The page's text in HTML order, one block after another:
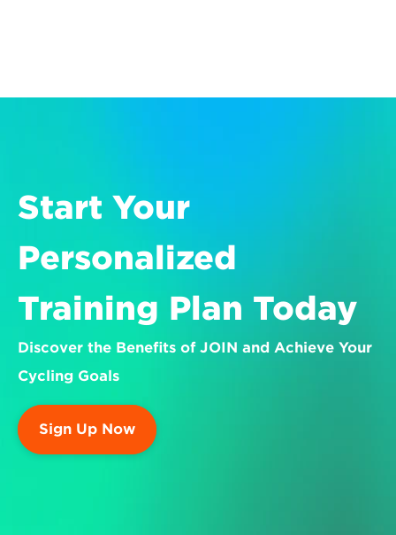
Start Your
Personalized
Training Plan Today
Discover the Benefits of JOIN and Achieve Your
Cycling Goals
Sign Up Now